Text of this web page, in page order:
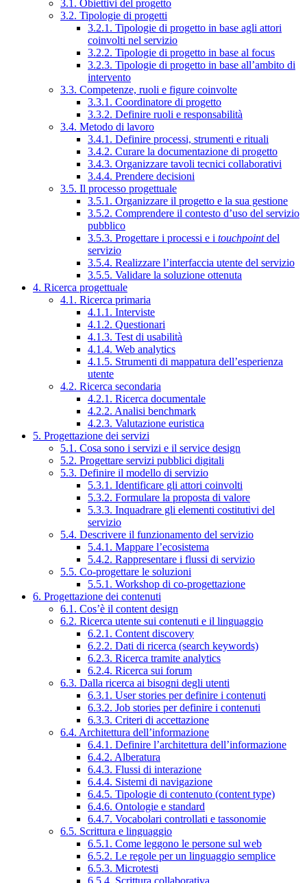
3.1. Obiettivi del progetto
3.2. Tipologie di progetti
3.2.1. Tipologie di progetto in base agli attori
coinvolti nel servizio
3.2.2. Tipologie di progetto in base al focus
3.2.3. Tipologie di progetto in base all’ambito di
intervento
3.3. Competenze, ruoli e figure coinvolte
3.3.1. Coordinatore di progetto
3.3.2. Definire ruoli e responsabilità
3.4. Metodo di lavoro
3.4.1. Definire processi, strumenti e rituali
3.4.2. Curare la documentazione di progetto
3.4.3. Organizzare tavoli tecnici collaborativi
3.4.4. Prendere decisioni
3.5. Il processo progettuale
3.5.1. Organizzare il progetto e la sua gestione
3.5.2. Comprendere il contesto d’uso del servizio
pubblico
3.5.3. Progettare i processi e i touchpointdel
servizio
3.5.4. Realizzare l’interfaccia utente del servizio
3.5.5. Validare la soluzione ottenuta
4. Ricerca progettuale
4.1. Ricerca primaria
4.1.1. Interviste
4.1.2. Questionari
4.1.3. Test di usabilità
4.1.4. Web analytics
4.1.5. Strumenti di mappatura dell’esperienza
utente
4.2. Ricerca secondaria
4.2.1. Ricerca documentale
4.2.2. Analisi benchmark
4.2.3. Valutazione euristica
5. Progettazione dei servizi
5.1. Cosa sono i servizi e il service design
5.2. Progettare servizi pubblici digitali
5.3. Definire il modello di servizio
5.3.1. Identificare gli attori coinvolti
5.3.2. Formulare la proposta di valore
5.3.3. Inquadrare gli elementi costitutivi del
servizio
5.4. Descrivere il funzionamento del servizio
5.4.1. Mappare l’ecosistema
5.4.2. Rappresentare i flussi di servizio
5.5. Co-progettare le soluzioni
5.5.1. Workshop di co-progettazione
6. Progettazione dei contenuti
6.1. Cos’è il content design
6.2. Ricerca utente sui contenuti e il linguaggio
6.2.1. Content discovery
6.2.2. Dati di ricerca (search keywords)
6.2.3. Ricerca tramite analytics
6.2.4. Ricerca sui forum
6.3. Dalla ricerca ai bisogni degli utenti
6.3.1. User stories per definire i contenuti
6.3.2. Job stories per definire i contenuti
6.3.3. Criteri di accettazione
6.4. Architettura dell’informazione
6.4.1. Definire l’architettura dell’informazione
6.4.2. Alberatura
6.4.3. Flussi di interazione
6.4.4. Sistemi di navigazione
6.4.5. Tipologie di contenuto (content type)
6.4.6. Ontologie e standard
6.4.7. Vocabolari controllati e tassonomie
6.5. Scrittura e linguaggio
6.5.1. Come leggono le persone sul web
6.5.2. Le regole per un linguaggio semplice
6.5.3. Microtesti
6.5.4. Scrittura collaborativa